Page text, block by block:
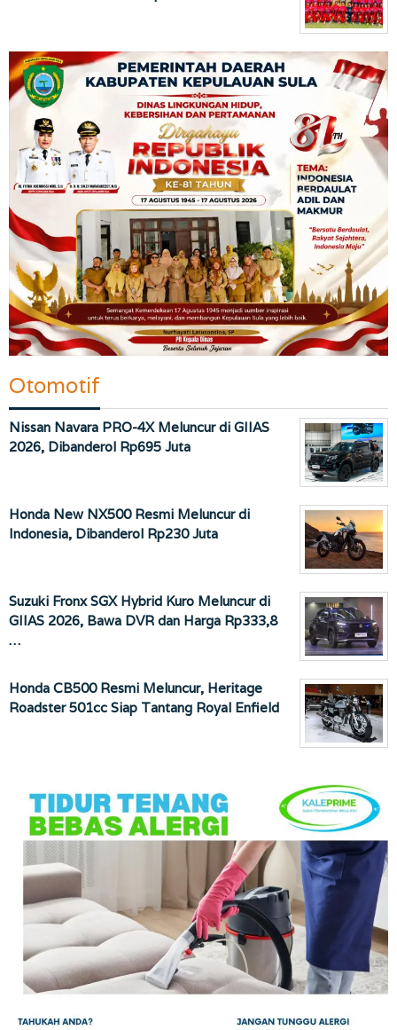
Otomotif
Nissan Navara PRO-4X Meluncur di GIIAS
2026, Dibanderol Rp695 Juta
Honda New NX500 Resmi Meluncur di
Indonesia, Dibanderol Rp230 Juta
Suzuki Fronx SGX Hybrid Kuro Meluncur di
GIIAS 2026, Bawa DVR dan Harga Rp333,8
…
Honda CB500 Resmi Meluncur, Heritage
Roadster 501cc Siap Tantang Royal Enfield